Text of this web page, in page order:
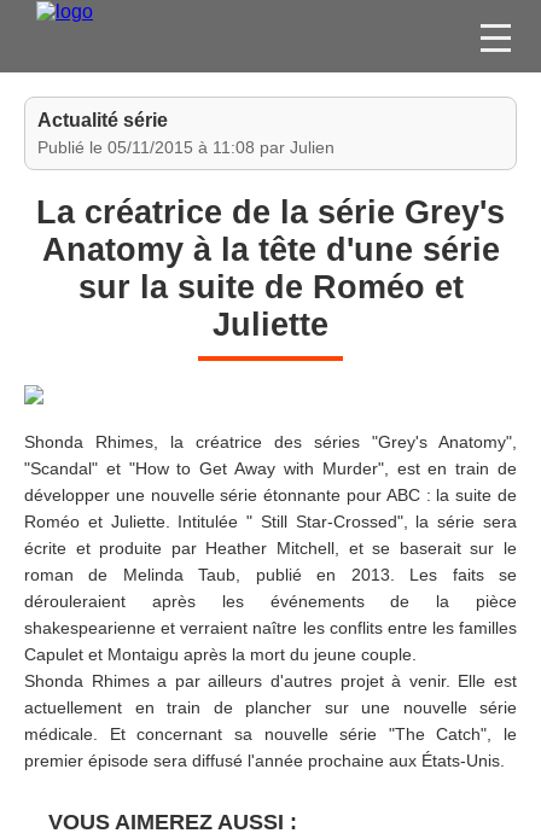
FILMS
JEUX VIDÉO
CONCOURS
Actualité série
Publié le 05/11/2015 à 11:08 par Julien
La créatrice de la série Grey's
Anatomy à la tête d'une série
sur la suite de Roméo et
Juliette
Shonda Rhimes, la créatrice des séries "Grey's Anatomy",
"Scandal" et "How to Get Away with Murder", est en train de
développer une nouvelle série étonnante pour ABC : la suite de
Roméo et Juliette. Intitulée " Still Star-Crossed", la série sera
écrite et produite par Heather Mitchell, et se baserait sur le
roman de Melinda Taub, publié en 2013. Les faits se
dérouleraient après les événements de la pièce
shakespearienne et verraient naître les conflits entre les familles
Capulet et Montaigu après la mort du jeune couple.
Shonda Rhimes a par ailleurs d'autres projet à venir. Elle est
actuellement en train de plancher sur une nouvelle série
médicale. Et concernant sa nouvelle série "The Catch", le
premier épisode sera diffusé l'année prochaine aux États-Unis.
VOUS AIMEREZ AUSSI :